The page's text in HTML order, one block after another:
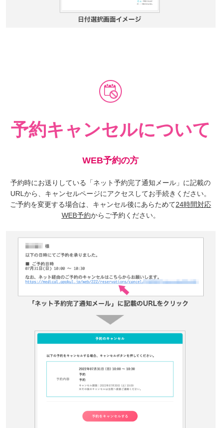
予約キャンセルについて
WEB予約の方
予約時にお送りしている「ネット予約完了通知メール」に記載の
URLから、キャンセルページにアクセスしてお手続きください。
ご予約を変更する場合は、キャンセル後にあらためて24時間対応
WEB予約からご予約ください。